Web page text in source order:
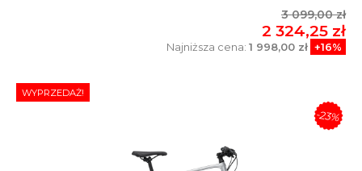
3 099,00 zł
2 324,25 zł
Najniższa cena: 1 998,00 zł +16%
WYPRZEDAŻ!
-23%